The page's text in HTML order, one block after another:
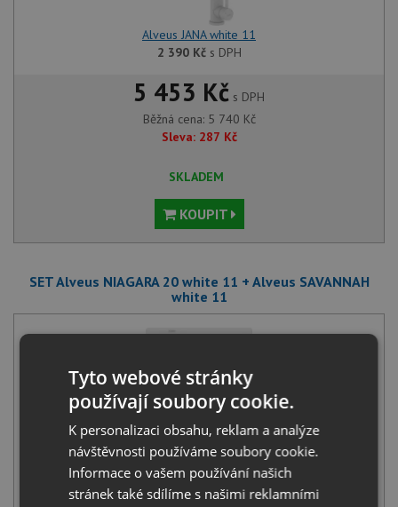
Alveus JANA white 11
2 390 Kčs DPH
5 453 Kč s DPH
Běžná cena: 5 740 Kč
Sleva: 287 Kč
SKLADEM
KOUPIT
SET Alveus NIAGARA 20 white 11 + Alveus SAVANNAH
white 11
Alveus NIAGARA 20 white 11
3 350 Kčs DPH
Tyto webové stránky
používají soubory cookie.
K personalizaci obsahu, reklam a analýze
návštěvnosti používáme soubory cookie.
Informace o vašem používání našich
stránek také sdílíme s našimi reklamními